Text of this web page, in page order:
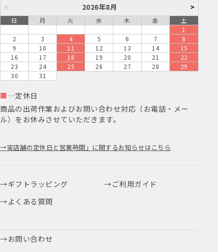
< 2026年8月 >
日 月 火 水 木 金
土
1
2
3 4 5 6 7
8
9
10 11 12 13 14
15
16
17 18 19 20 21
22
23
24 25 26 27 28
29
30
31
■ …定休日
商品の出荷作業およびお問い合わせ対応（お電話・メー
ル）をお休みさせていただきます。
実店舗の定休日と営業時間」に関するお知らせはこちら
ギフトラッピング
ご利用ガイド
よくある質問
お問い合わせ